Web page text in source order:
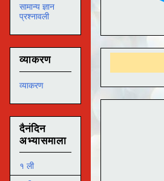
सामान्य ज्ञान
प्रश्नावली
व्याकरण
व्याकरण
दैनंदिन
अभ्यासमाला
१ ली